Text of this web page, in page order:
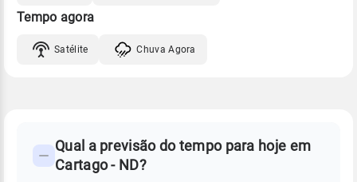
Tempo agora
Satélite Chuva Agora
PREVISÃO
TEMPO
Perguntas
Qual a previsão do tempo para hoje em
Cartago - ND?